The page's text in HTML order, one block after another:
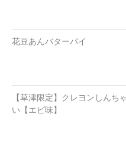
梅
その他
花豆あんバターパイ
【草津限定】クレヨンしんち
い【エビ味】